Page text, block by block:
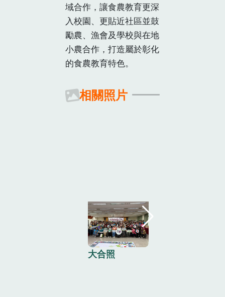
域合作，讓食農教育更深
入校園、更貼近社區並鼓
勵農、漁會及學校與在地
小農合作，打造屬於彰化
的食農教育特色。
相關照片
大合照